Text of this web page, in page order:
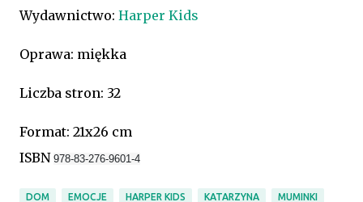
Wydawnictwo: Harper Kids
Oprawa: miękka
Liczba stron: 32
Format: 21x26 cm
ISBN 978-83-276-9601-4
DOM EMOCJE HARPER KIDS KATARZYNA MUMINKI